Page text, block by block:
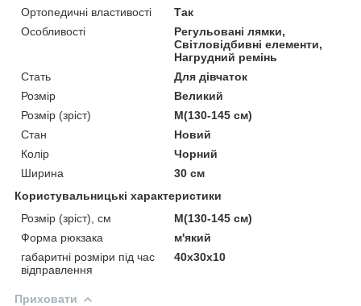
Ортопедичні властивості
Так
Особливості
Регульовані лямки,
Світловідбивні елементи,
Нагрудний ремінь
Стать
Для дівчаток
Розмір
Великий
Розмір (зріст)
M(130-145 см)
Стан
Новий
Колір
Чорний
Ширина
30 см
Користувальницькі характеристики
Розмір (зріст), см
M(130-145 см)
Форма рюкзака
м'який
габаритні розміри під час
відправлення
40х30х10
Приховати